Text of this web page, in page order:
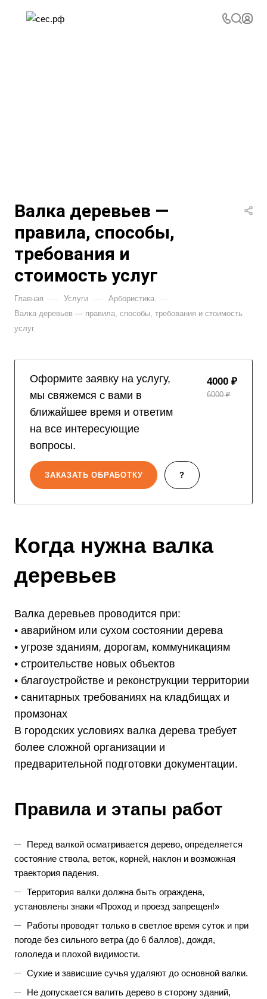
Валка деревьев —
правила, способы,
требования и
стоимость услуг
Главная — Услуги — Арбористика —
Валка деревьев — правила, способы, требования и стоимость
услуг
Оформите заявку на услугу,
мы свяжемся с вами в
ближайшее время и ответим
на все интересующие
вопросы.
4000 ₽
6000 ₽
ЗАКАЗАТЬ ОБРАБОТКУ ?
Когда нужна валка
деревьев
Валка деревьев проводится при:
• аварийном или сухом состоянии дерева
• угрозе зданиям, дорогам, коммуникациям
• строительстве новых объектов
• благоустройстве и реконструкции территории
• санитарных требованиях на кладбищах и
промзонах
В городских условиях валка дерева требует
более сложной организации и
предварительной подготовки документации.
Правила и этапы работ
Перед валкой осматривается дерево, определяется
состояние ствола, веток, корней, наклон и возможная
траектория падения.
Территория валки должна быть ограждена,
установлены знаки «Проход и проезд запрещен!»
Работы проводят только в светлое время суток и при
погоде без сильного ветра (до 6 баллов), дождя,
гололеда и плохой видимости.
Сухие и зависшие сучья удаляют до основной валки.
Не допускается валить дерево в сторону зданий,